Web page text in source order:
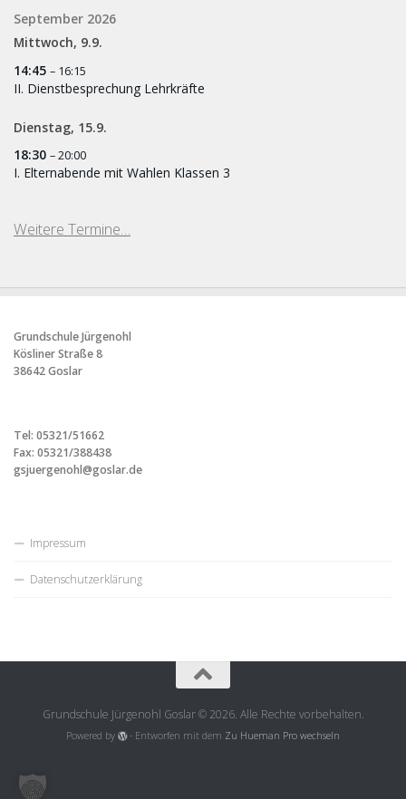
September 2026
Mittwoch, 9.9.
14:45 – 16:15
II. Dienstbesprechung Lehrkräfte
Dienstag, 15.9.
18:30 – 20:00
I. Elternabende mit Wahlen Klassen 3
Weitere Termine…
Grundschule Jürgenohl
Kösliner Straße 8
38642 Goslar
Tel: 05321/51662
Fax: 05321/388438
gsjuergenohl@goslar.de
Impressum
Datenschutzerklärung
Grundschule Jürgenohl Goslar © 2026. Alle Rechte vorbehalten.
Powered by - Entworfen mit dem Zu Hueman Pro wechseln